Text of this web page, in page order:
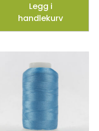
Legg i
handlekurv